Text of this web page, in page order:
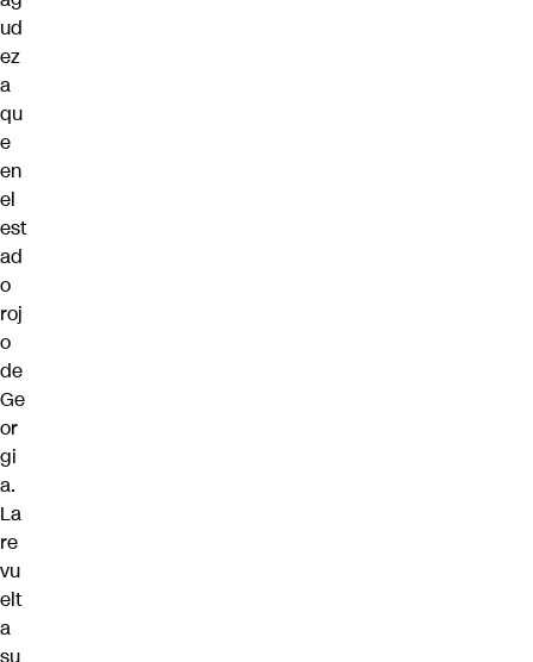
ud
ez
a
qu
e
en
el
est
ad
o
roj
o
de
Ge
or
gi
a.
La
re
vu
elt
a